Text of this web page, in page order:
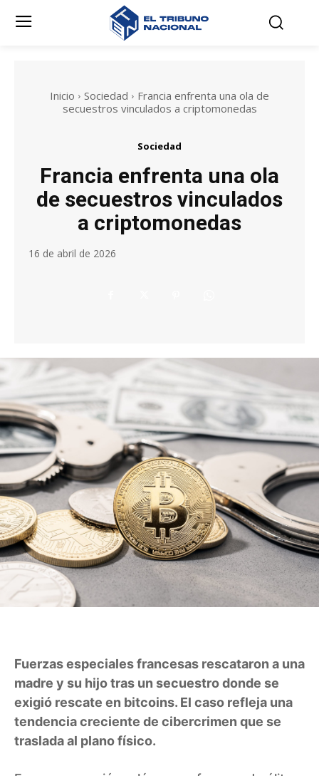
Inicio Sociedad
Francia enfrenta una ola de
secuestros vinculados a criptomonedas
Sociedad
Francia enfrenta una ola
de secuestros vinculados
a criptomonedas
16 de abril de 2026
Fuerzas especiales francesas rescataron a una
madre y su hijo tras un secuestro donde se
exigió rescate en bitcoins. El caso refleja una
tendencia creciente de cibercrimen que se
traslada al plano físico.